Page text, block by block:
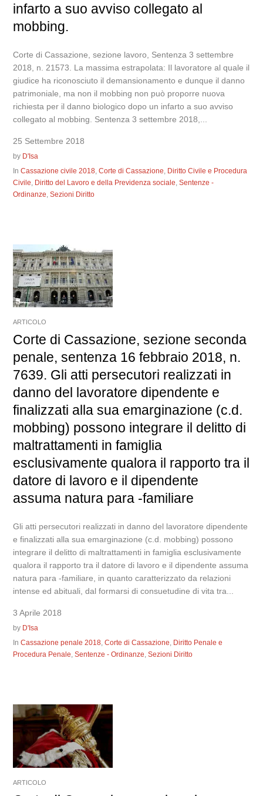
infarto a suo avviso collegato al
mobbing.
Corte di Cassazione, sezione lavoro, Sentenza 3 settembre
2018, n. 21573. La massima estrapolata: Il lavoratore al quale il
giudice ha riconosciuto il demansionamento e dunque il danno
patrimoniale, ma non il mobbing non può proporre nuova
richiesta per il danno biologico dopo un infarto a suo avviso
collegato al mobbing. Sentenza 3 settembre 2018,...
25 Settembre 2018
by D'Isa
InCassazione civile 2018,Corte di Cassazione, Diritto Civile e Procedura
Civile, Diritto del Lavoro e della Previdenza sociale,Sentenze -
Ordinanze,Sezioni Diritto
ARTICOLO
Corte di Cassazione, sezione seconda
penale, sentenza 16 febbraio 2018, n.
7639. Gli atti persecutori realizzati in
danno del lavoratore dipendente e
finalizzati alla sua emarginazione (c.d.
mobbing) possono integrare il delitto di
maltrattamenti in famiglia
esclusivamente qualora il rapporto tra il
datore di lavoro e il dipendente
assuma natura para -familiare
Gli atti persecutori realizzati in danno del lavoratore dipendente
e finalizzati alla sua emarginazione (c.d. mobbing) possono
integrare il delitto di maltrattamenti in famiglia esclusivamente
qualora il rapporto tra il datore di lavoro e il dipendente assuma
natura para -familiare, in quanto caratterizzato da relazioni
intense ed abituali, dal formarsi di consuetudine di vita tra...
3 Aprile 2018
by D'Isa
InCassazione penale 2018,Corte di Cassazione, Diritto Penale e
Procedura Penale,Sentenze - Ordinanze,Sezioni Diritto
ARTICOLO